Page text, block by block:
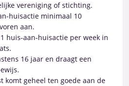
vereniging of stichting.
huisactie minimaal 10
aan.
huis-aan-huisactie per week in
16 jaar en draagt een
komt geheel ten goede aan de